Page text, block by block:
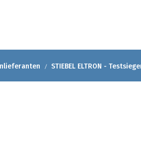
STIEBEL ELTRON -